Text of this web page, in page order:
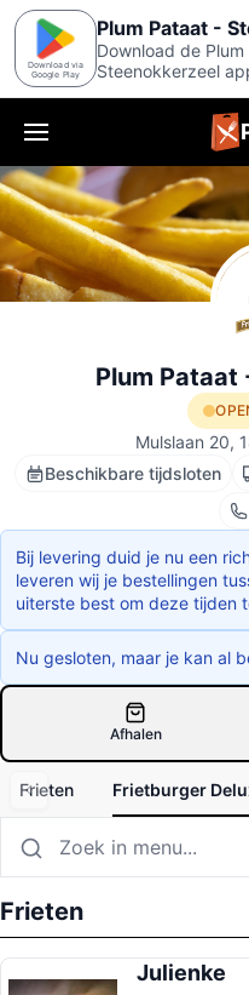
Download via
Google Play
Plum Pataat -
Download de
Steenokkerzeel
Menu
Plum Pataat
Mulslaan 20,
Beschikbare tijdsloten
Bij levering duid je nu een
leveren wij je bestellingen
uiterste best om deze tijden
Nu gesloten, maar je kan al
Afhalen
Frieten Frietburger
Frieten
Julienke